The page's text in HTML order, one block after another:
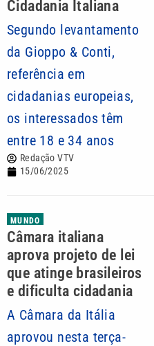
Cidadania Italiana
Segundo levantamento
da Gioppo & Conti,
referência em
cidadanias europeias,
os interessados têm
entre 18 e 34 anos
Redação VTV
15/06/2025
MUNDO
Câmara italiana
aprova projeto de lei
que atinge brasileiros
e dificulta cidadania
A Câmara da Itália
aprovou nesta terça-